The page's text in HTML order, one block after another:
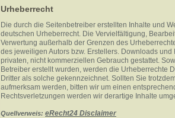
Urheberrecht
Die durch die Seitenbetreiber erstellten Inhalte und
deutschen Urheberrecht. Die Vervielfältigung,
Verwertung außerhalb der Grenzen des
des jeweiligen Autors bzw. Erstellers. Downloads
privaten, nicht kommerziellen Gebrauch gestattet.
Betreiber erstellt wurden, werden die Urheberrechte
Dritter als solche gekennzeichnet. Sollten Sie
aufmerksam werden, bitten wir um einen
Rechtsverletzungen werden wir derartige Inhalte
Quellverweis: eRecht24 Disclaimer